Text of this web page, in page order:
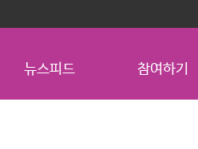
뉴스피드 참여하기